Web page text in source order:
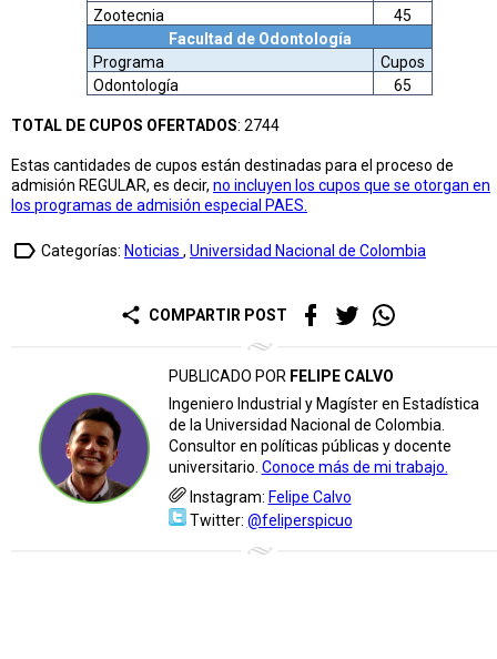
Zootecnia
45
Facultad de Odontología
Programa
Cupos
Odontología
65
TOTAL DE CUPOS OFERTADOS: 2744
Estas cantidades de cupos están destinadas para el proceso de
admisión REGULAR, es decir, no incluyen los cupos que se otorgan en
los programas de admisión especial PAES.
label_outline Categorías: Noticias , Universidad Nacional de Colombia
share COMPARTIR POST
PUBLICADO POR FELIPE CALVO
Ingeniero Industrial y Magíster en Estadística
de la Universidad Nacional de Colombia.
Consultor en políticas públicas y docente
universitario. Conoce más de mi trabajo.
Instagram: Felipe Calvo
Twitter: @feliperspicuo